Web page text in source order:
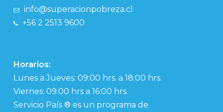
info@superacionpobreza.cl
+56 2 2513 9600
Horarios:
Lunes a Jueves: 09:00 hrs. a 18:00 hrs.
Viernes: 09:00 hrs a 16:00 hrs.
Servicio País ® es un programa de